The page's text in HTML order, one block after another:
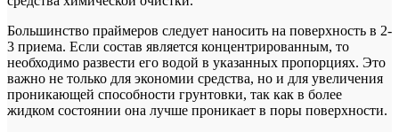
Большинство праймеров следует наносить на поверхность в 2-
3 приема. Если состав является концентрированным, то
необходимо развести его водой в указанных пропорциях. Это
важно не только для экономии средства, но и для увеличения
проникающей способности грунтовки, так как в более
жидком состоянии она лучше проникает в поры поверхности.